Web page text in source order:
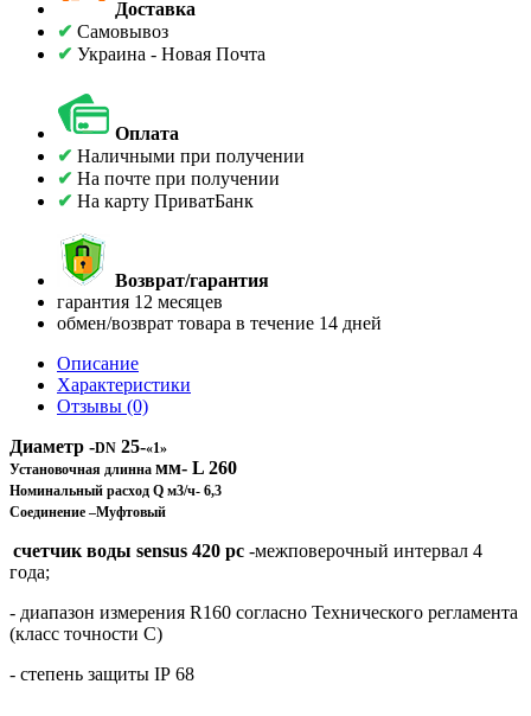
Доставка
✔ Самовывоз
✔ Украина - Новая Почта
Оплата
✔ Наличными при получении
✔ На почте при получении
✔ На карту ПриватБанк
Возврат/гарантия
гарантия 12 месяцев
обмен/возврат товара в течение 14 дней
Описание
Характеристики
Отзывы (0)
Диаметр -DN 25-«1»
Установочная длинна мм- L 260
Номинальный расход Q м3/ч- 6,3
Соединение –Муфтовый
счетчик воды sensus 420 pc -межповерочный интервал 4
года;
- диапазон измерения R160 согласно Технического регламента
(класс точности C)
- cтепень защиты IP 68